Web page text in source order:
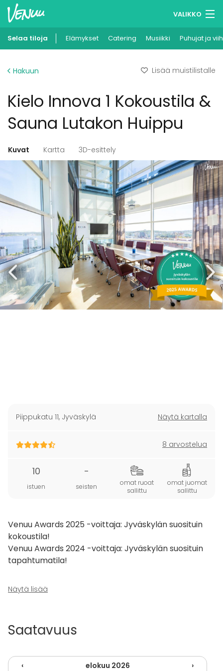
VALIKKO
Muistilistasi
Ilmoita kohteesi
Selaa tiloja Elämykset Catering Musiikki Puhujat ja
Hakuun Lisää muistilistalle
Kielo Innova 1 Kokoustila &
Sauna Lutakon Huippu
Kuvat Kartta 3D-esittely
Piippukatu 11, Jyväskylä Näytä kartalla
8 arvostelua
10
istuen
-
seisten
omat ruoat
sallittu
omat juomat
sallittu
Venuu Awards 2025 -voittaja: Jyväskylän suosituin
kokoustila!
Venuu Awards 2024 -voittaja: Jyväskylän suosituin
tapahtumatila!
Lutakossa, aivan Jyväskylän keskustan kupeessa,
talon 15. kerroksessa sijaitsee upea 10 hengen
Korkealta avautuvat näkymät kruunaavat tilaisuuden
Tila on käytettävissä kokouskäyttöön klo 8–15 ja
iltakäyttöön klo 16–24, joten se soveltuu erinomaisesti
Näytä lisää
Saatavuus
‹ elokuu 2026 ›